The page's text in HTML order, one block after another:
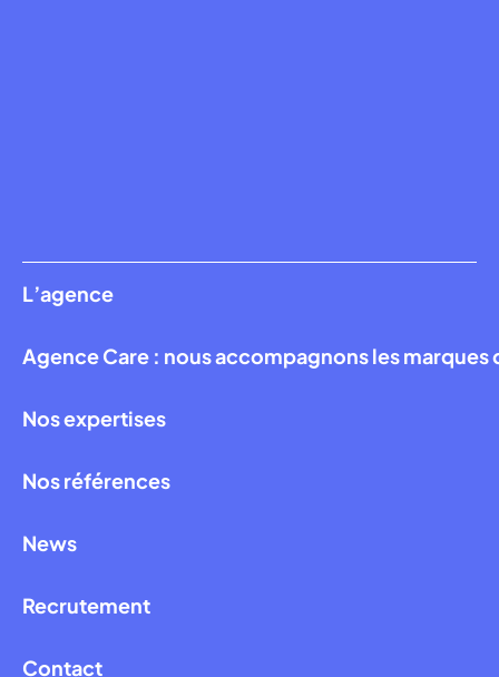
L’agence
Agence Care : nous accompagnons les
Nos expertises
Nos références
News
Recrutement
Contact